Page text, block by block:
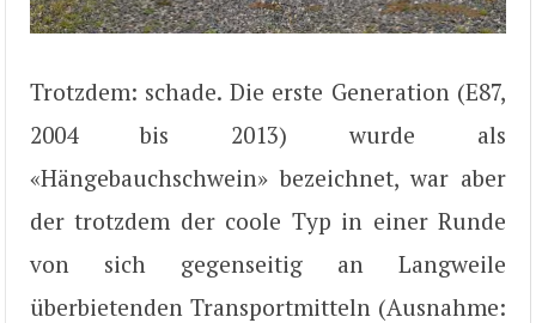
Trotzdem: schade. Die erste Generation (E87,
2004 bis 2013) wurde als
«Hängebauchschwein» bezeichnet, war aber
der trotzdem der coole Typ in einer Runde
von sich gegenseitig an Langweile
überbietenden Transportmitteln (Ausnahme: